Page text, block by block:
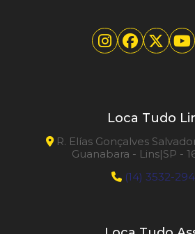
Loca Tudo
R. Elías Gonçalves
Guanabara - Lins|SP -
(14) 3532-